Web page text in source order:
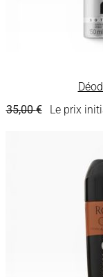
35,00€ Le prix